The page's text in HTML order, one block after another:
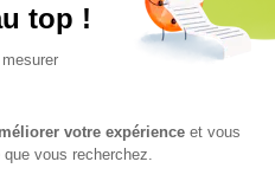
top !
votre expérience et vous
que vous recherchez.